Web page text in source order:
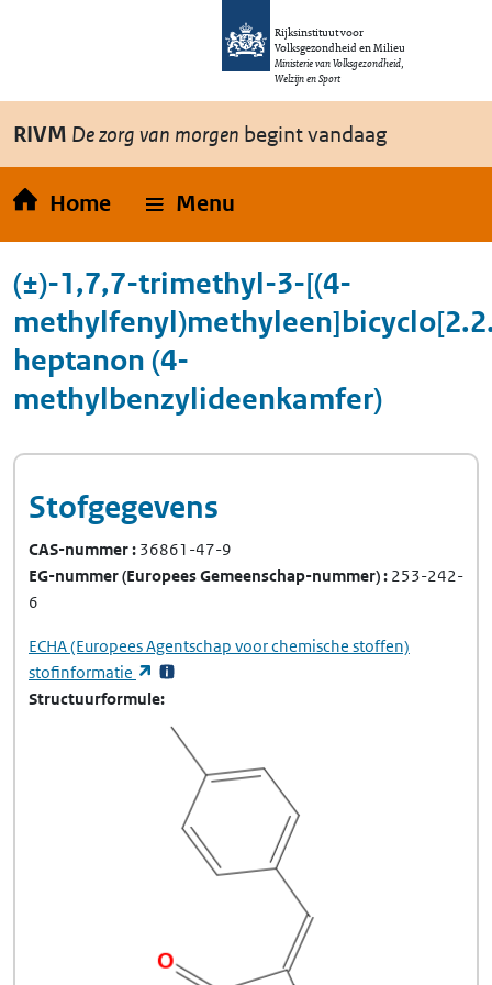
Overslaan en naar de inhoud gaan
Rijksinstituut voor
Volksgezondheid en Milieu
Ministerie van Volksgezondheid,
Welzijn en Sport
RIVM De zorg van morgen begint vandaag
Home Menu
(±)-1,7,7-trimethyl-3-[(4-
heptanon (4-
methylbenzylideenkamfer)
Stofgegevens
CAS-nummer 36861-47-9
EG-nummer(Europees Gemeenschap-nummer) 253-242-
6
ECHA(Europees Agentschap voor chemische stoffen)
stofinformatie
(opent in een nieuw tabblad)
Structuurformule